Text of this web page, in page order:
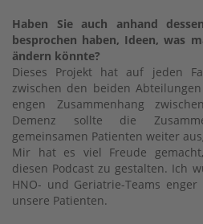
Haben Sie auch anhand
besprochen haben, Ideen, was
ändern könnte?
Dieses Projekt hat auf jeden
zwischen den beiden
engen Zusammenhang
Demenz sollte die
gemeinsamen Patienten weiter
Mir hat es viel Freude
diesen Podcast zu gestalten. Ich
HNO- und Geriatrie-Teams
unsere Patienten.